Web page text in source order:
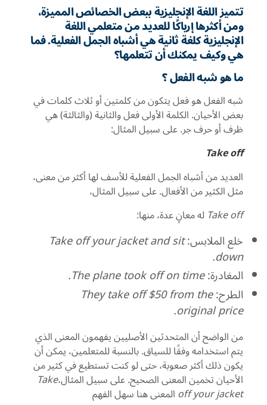
تتميز اللغة الإنجليزية ببعض الخصائص المميزة،
ومن أكثرها إرباكًا للعديد من متعلمي اللغة
الإنجليزية كلغة ثانية هي أشباه الجمل الفعلية. فما
هي وكيف يمكنك أن تتعلمها؟
ما هو شبه الفعل ؟
شبه الفعل هو فعل يتكون من كلمتين أو ثلاث كلمات في
بعض الأحيان. الكلمة الأولى فعل والثانية (والثالثة) هي
ظرف أو حرف جر. على سبيل المثال:
Take off
العديد من أشباه الجمل الفعلية للأسف لها أكثر من معنى،
مثل الكثير من الأفعال. على سبيل المثال،
Take offله معانٍ عدة، منها:
خلع الملابس:Take off your jacket and sit
down.
المغادرة:The plane took off on time.
الطرح:They take off $50 from the
original price.
من الواضح أن المتحدثين الأصليين يفهمون المعنى الذي
يتم استخدامه وفقًا للسياق. بالنسبة للمتعلمين، يمكن أن
يكون ذلك أكثر صعوبة، حتى لو كنت تستطيع في كثير من
الأحيان تخمين المعنى الصحيح. على سبيل المثال،Take
off your jacketالمعنى هنا سهل الفهم